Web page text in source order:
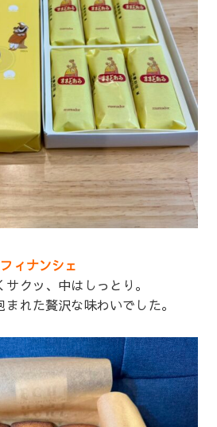
フィナンシェ
クッ、中はしっとり。
れた贅沢な味わいでした。